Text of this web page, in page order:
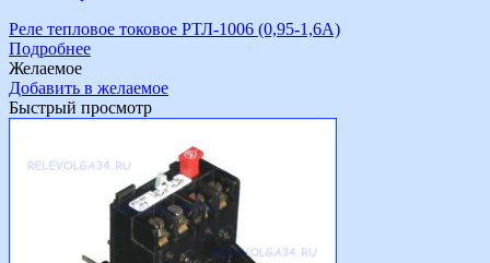
Реле тепловое токовое РТЛ-1006 (0,95-1,6А)
Подробнее
Желаемое
Добавить в желаемое
Быстрый просмотр